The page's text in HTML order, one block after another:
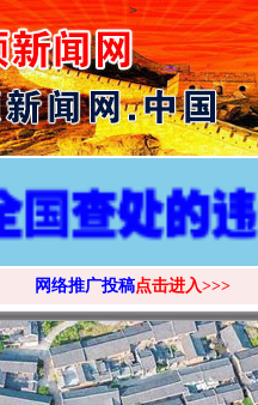
>
网络推广投稿点击进入>>>